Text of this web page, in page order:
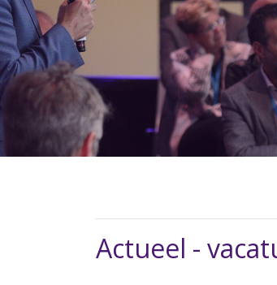
Actueel -